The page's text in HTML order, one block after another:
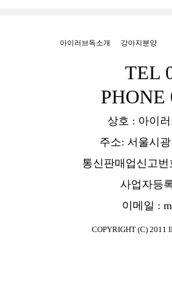
아이러브독소개 강아지분양
TEL
PHONE
상호 : 아이
주소: 서울시
통신판매업신고번
사업자등
이메일 :
COPYRIGHT (C) 2011